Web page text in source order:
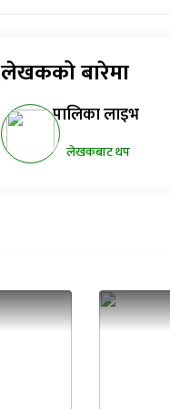
लेखकको बारेमा
पालिका लाइभ
लेखकबाट थप